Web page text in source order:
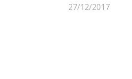
27/12/2017